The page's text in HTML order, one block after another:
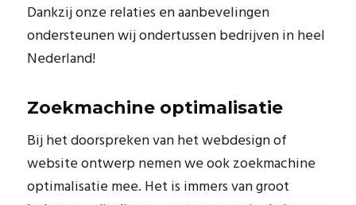
Dankzij onze relaties en aanbevelingen
ondersteunen wij ondertussen bedrijven in heel
Nederland!
Zoekmachine optimalisatie
Bij het doorspreken van het webdesign of
website ontwerp nemen we ook zoekmachine
optimalisatie mee. Het is immers van groot